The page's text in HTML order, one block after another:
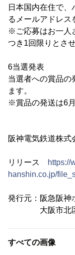
日本国内在住で、
るメールアドレス
※ご応募はお一人
つき1回限りとさ
6当選発表
当選者への賞品の
ます。
※賞品の発送は6
阪神電気鉄道株
リリース
https://
hanshin.co.jp/
発行元：阪急阪神
大阪市北区
すべての画像